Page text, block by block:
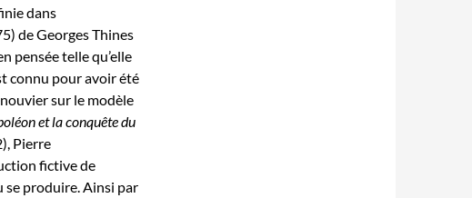
dans
de Georges Thines
pensée telle qu’elle
connu pour avoir été
sur le modèle
et la conquête du
Pierre
fictive de
se produire. Ainsi par